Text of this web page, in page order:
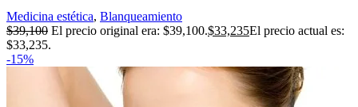
Medicina estética, Blanqueamiento
$39,100 El precio original era: $39,100.$33,235El precio actual es:
$33,235.
-15%